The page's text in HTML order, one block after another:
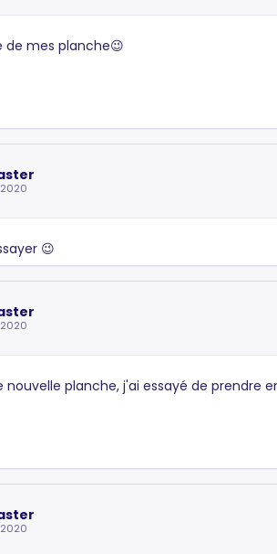
de mes planche😉
😉
nouvelle planche, j'ai essayé de prendre